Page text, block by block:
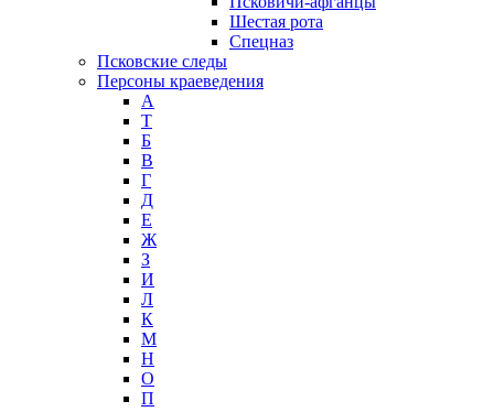
Шестая рота
Спецназ
Псковские следы
Персоны краеведения
А
T
Б
В
Г
Д
Е
Ж
З
И
Л
К
М
Н
О
П